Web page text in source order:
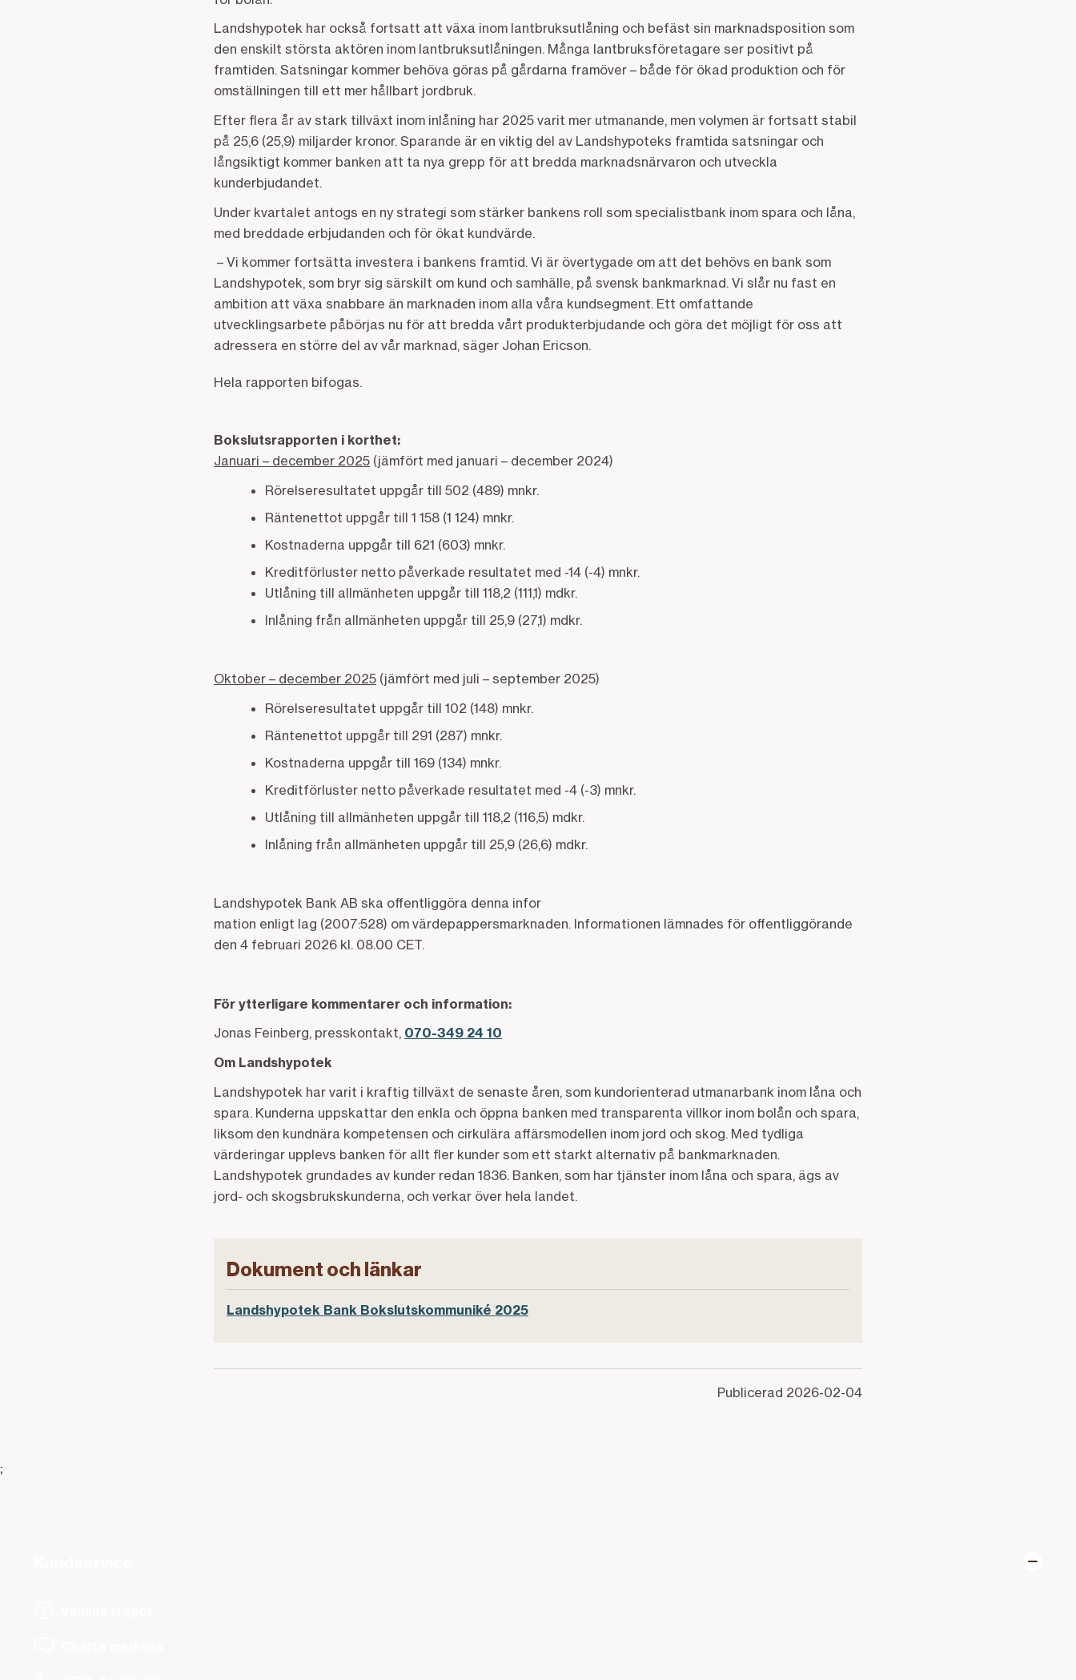
Landshypotek har också fortsatt att växa inom lantbruksutlåning och befäst sin marknadsposition som
den enskilt största aktören inom lantbruksutlåningen. Många lantbruksföretagare ser positivt på
framtiden. Satsningar kommer behöva göras på gårdarna framöver – både för ökad produktion och för
omställningen till ett mer hållbart jordbruk.
Efter flera år av stark tillväxt inom inlåning har 2025 varit mer utmanande, men volymen är fortsatt stabil
på 25,6 (25,9) miljarder kronor. Sparande är en viktig del av Landshypoteks framtida satsningar och
långsiktigt kommer banken att ta nya grepp för att bredda marknadsnärvaron och utveckla
kunderbjudandet.
Under kvartalet antogs en ny strategi som stärker bankens roll som specialistbank inom spara och låna,
med breddade erbjudanden och för ökat kundvärde.
– Vi kommer fortsätta investera i bankens framtid. Vi är övertygade om att det behövs en bank som
Landshypotek, som bryr sig särskilt om kund och samhälle, på svensk bankmarknad. Vi slår nu fast en
ambition att växa snabbare än marknaden inom alla våra kundsegment. Ett omfattande
utvecklingsarbete påbörjas nu för att bredda vårt produkterbjudande och göra det möjligt för oss att
adressera en större del av vår marknad, säger Johan Ericson.
Hela rapporten bifogas.
Bokslutsrapporten i korthet:
Januari – december 2025 (jämfört med januari – december 2024)
Rörelseresultatet uppgår till 502 (489) mnkr.
Räntenettot uppgår till 1 158 (1 124) mnkr.
Kostnaderna uppgår till 621 (603) mnkr.
Kreditförluster netto påverkade resultatet med -14 (-4) mnkr.
Utlåning till allmänheten uppgår till 118,2 (111,1) mdkr.
Inlåning från allmänheten uppgår till 25,9 (27,1) mdkr.
Oktober – december 2025 (jämfört med juli – september 2025)
Rörelseresultatet uppgår till 102 (148) mnkr.
Räntenettot uppgår till 291 (287) mnkr.
Kostnaderna uppgår till 169 (134) mnkr.
Kreditförluster netto påverkade resultatet med -4 (-3) mnkr.
Utlåning till allmänheten uppgår till 118,2 (116,5) mdkr.
Inlåning från allmänheten uppgår till 25,9 (26,6) mdkr.
Landshypotek Bank AB ska offentliggöra denna infor
mation enligt lag (2007:528) om värdepappersmarknaden. Informationen lämnades för offentliggörande
den 4 februari 2026 kl. 08.00 CET.
För ytterligare kommentarer och information:
Jonas Feinberg, presskontakt, 070-349 24 10
Om Landshypotek
Landshypotek har varit i kraftig tillväxt de senaste åren, som kundorienterad utmanarbank inom låna och
spara. Kunderna uppskattar den enkla och öppna banken med transparenta villkor inom bolån och spara,
liksom den kundnära kompetensen och cirkulära affärsmodellen inom jord och skog. Med tydliga
värderingar upplevs banken för allt fler kunder som ett starkt alternativ på bankmarknaden.
Landshypotek grundades av kunder redan 1836. Banken, som har tjänster inom låna och spara, ägs av
jord- och skogsbrukskunderna, och verkar över hela landet.
Dokument och länkar
Landshypotek Bank Bokslutskommuniké 2025
Publicerad 2026-02-04
;